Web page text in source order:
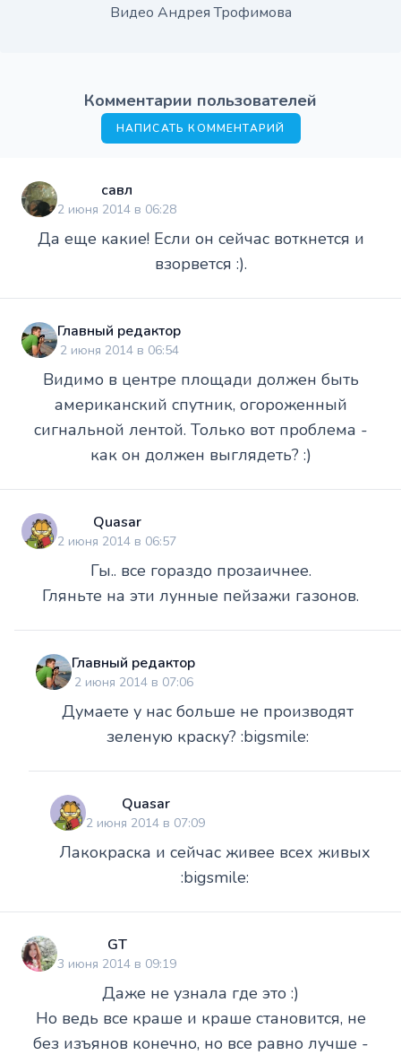
Видео Андрея Трофимова
Комментарии пользователей
НАПИСАТЬ КОММЕНТАРИЙ
савл
2 июня 2014 в 06:28
Да еще какие! Если он сейчас воткнется и
взорвется :).
Главный редактор
2 июня 2014 в 06:54
Видимо в центре площади должен быть
американский спутник, огороженный
сигнальной лентой. Только вот проблема -
как он должен выглядеть? :)
Quasar
2 июня 2014 в 06:57
Гы.. все гораздо прозаичнее.
Гляньте на эти лунные пейзажи газонов.
Главный редактор
2 июня 2014 в 07:06
Думаете у нас больше не производят
зеленую краску? :bigsmile:
Quasar
2 июня 2014 в 07:09
Лакокраска и сейчас живее всех живых
:bigsmile:
GT
3 июня 2014 в 09:19
Даже не узнала где это :)
Но ведь все краше и краше становится, не
без изъянов конечно, но все равно лучше -